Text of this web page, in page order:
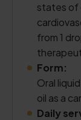
states of
from 1
Form:
Oral
oil as a
Daily